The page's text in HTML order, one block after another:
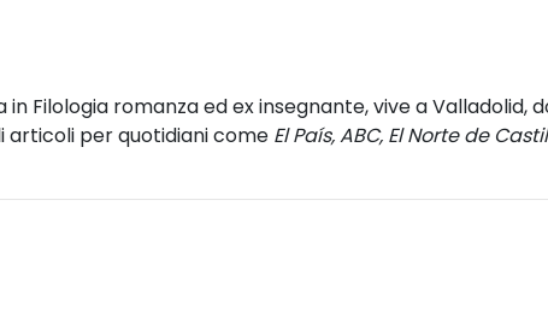
Filologia romanza ed ex insegnante, vive a Valladolid,
articoli per quotidiani come El País, ABC, El Norte de